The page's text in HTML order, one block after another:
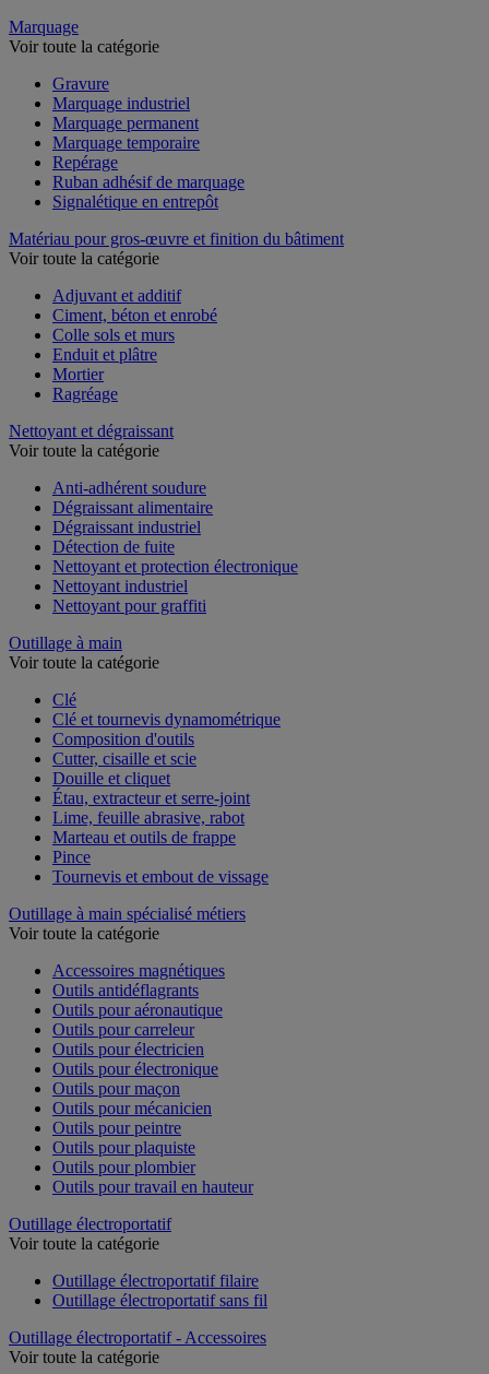
Marquage
Voir toute la catégorie
Gravure
Marquage industriel
Marquage permanent
Marquage temporaire
Repérage
Ruban adhésif de marquage
Signalétique en entrepôt
Matériau pour gros-œuvre et finition du bâtiment
Voir toute la catégorie
Adjuvant et additif
Ciment, béton et enrobé
Colle sols et murs
Enduit et plâtre
Mortier
Ragréage
Nettoyant et dégraissant
Voir toute la catégorie
Anti-adhérent soudure
Dégraissant alimentaire
Dégraissant industriel
Détection de fuite
Nettoyant et protection électronique
Nettoyant industriel
Nettoyant pour graffiti
Outillage à main
Voir toute la catégorie
Clé
Clé et tournevis dynamométrique
Composition d'outils
Cutter, cisaille et scie
Douille et cliquet
Étau, extracteur et serre-joint
Lime, feuille abrasive, rabot
Marteau et outils de frappe
Pince
Tournevis et embout de vissage
Outillage à main spécialisé métiers
Voir toute la catégorie
Accessoires magnétiques
Outils antidéflagrants
Outils pour aéronautique
Outils pour carreleur
Outils pour électricien
Outils pour électronique
Outils pour maçon
Outils pour mécanicien
Outils pour peintre
Outils pour plaquiste
Outils pour plombier
Outils pour travail en hauteur
Outillage électroportatif
Voir toute la catégorie
Outillage électroportatif filaire
Outillage électroportatif sans fil
Outillage électroportatif - Accessoires
Voir toute la catégorie